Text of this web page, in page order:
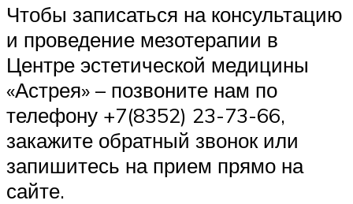
Чтобы записаться на консультацию
и проведение мезотерапии в
Центре эстетической медицины
«Астрея» – позвоните нам по
телефону +7(8352) 23-73-66,
закажите обратный звонок или
запишитесь на прием прямо на
сайте.